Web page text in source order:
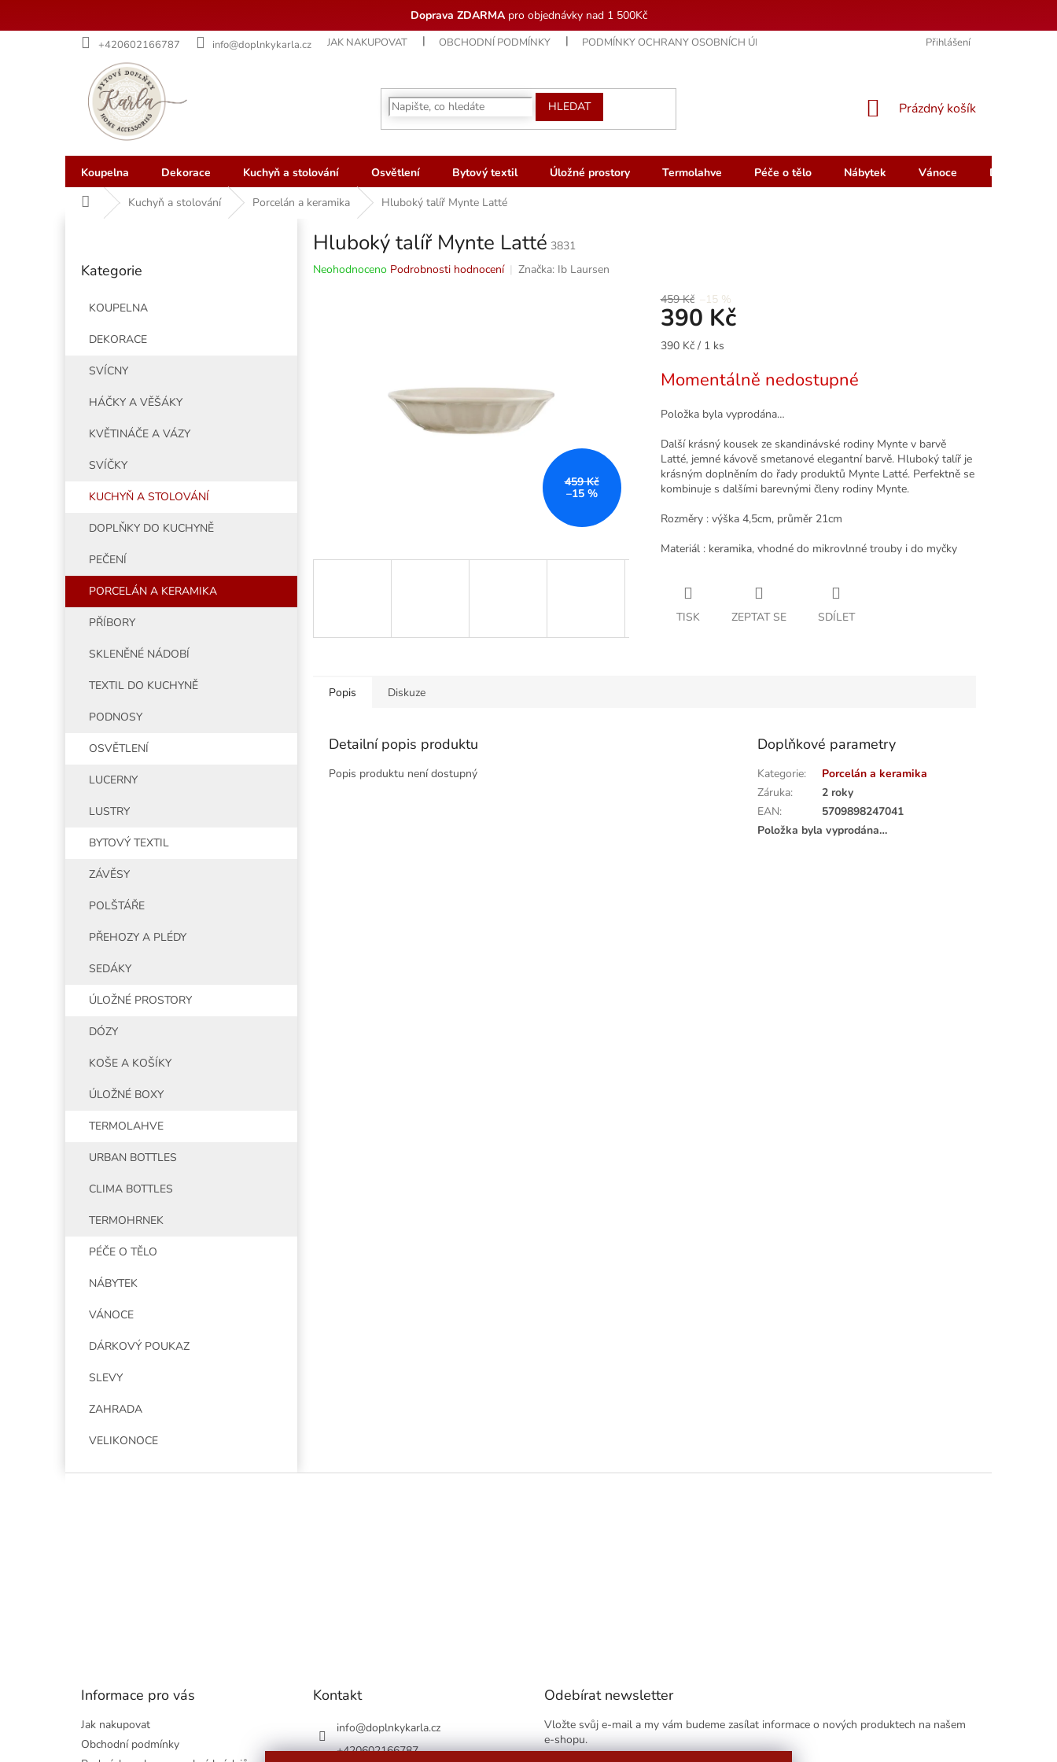
Doprava ZDARMApro objednávky nad 1 500Kč
+420602166787 info@doplnkykarla.cz JAK NAKUPOVAT OBCHODNÍ PODMÍNKY PODMÍNKY OCHRANY OSOBNÍCH ÚDAJŮ HODNOCENÍ OBCHODU
Přihlášení
HLEDAT
NÁKUPNÍ
Prázdný košík
Koupelna Dekorace Kuchyň a stolování Osvětlení Bytový textil Úložné prostory Termolahve Péče o tělo Nábytek Vánoce
Dárkový
Domů Kuchyň a stolování Porcelán a keramika Hluboký talíř Mynte Latté
kategorie
Kategorie
KOUPELNA
DEKORACE
SVÍCNY
HÁČKY A VĚŠÁKY
KVĚTINÁČE A VÁZY
SVÍČKY
KUCHYŇ A STOLOVÁNÍ
DOPLŇKY DO KUCHYNĚ
PEČENÍ
PORCELÁN A KERAMIKA
PŘÍBORY
SKLENĚNÉ NÁDOBÍ
TEXTIL DO KUCHYNĚ
PODNOSY
OSVĚTLENÍ
LUCERNY
LUSTRY
BYTOVÝ TEXTIL
ZÁVĚSY
POLŠTÁŘE
PŘEHOZY A PLÉDY
SEDÁKY
ÚLOŽNÉ PROSTORY
DÓZY
KOŠE A KOŠÍKY
ÚLOŽNÉ BOXY
TERMOLAHVE
URBAN BOTTLES
CLIMA BOTTLES
TERMOHRNEK
PÉČE O TĚLO
NÁBYTEK
VÁNOCE
DÁRKOVÝ POUKAZ
SLEVY
ZAHRADA
VELIKONOCE
Hluboký talíř Mynte Latté 3831
Průměrné
Neohodnoceno Podrobnosti hodnocení Značka: Ib Laursen
459 Kč
–15 %
459 Kč –15 %
390 Kč
Měrná
390 Kč / 1 ks
Momentálně nedostupné
Položka byla vyprodána…
Další krásný kousek ze skandinávské rodiny Mynte v barvě
Latté, jemné kávově smetanové elegantní barvě. Hluboký talíř je
krásným doplněním do řady produktů Mynte Latté. Perfektně se
kombinuje s dalšími barevnými členy rodiny Mynte.
Rozměry : výška 4,5cm, průměr 21cm
Materiál : keramika, vhodné do mikrovlnné trouby i do myčky
TISK ZEPTAT SE SDÍLET
Popis Diskuze
Detailní popis produktu
Popis produktu není dostupný
Doplňkové parametry
Kategorie:
Porcelán a keramika
Záruka:
2 roky
EAN:
5709898247041
Položka byla vyprodána…
Informace pro vás
Jak nakupovat
Obchodní podmínky
Kontakt
info@doplnkykarla.cz
+420602166787
Odebírat newsletter
Vložte svůj e-mail a my vám budeme zasílat informace o nových produktech na našem
e-shopu.